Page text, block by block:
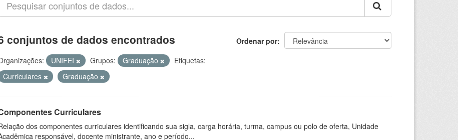
Ordenar por
conjuntos de dados encontrados
UNIFEI Grupos: Graduação
Etiquetas:
Curriculares
Graduação
Curriculares
dos componentes curriculares identificando sua sigla, carga horária, turma, campus ou polo de oferta, Unidade
responsável, docente ministrante, ano e período...